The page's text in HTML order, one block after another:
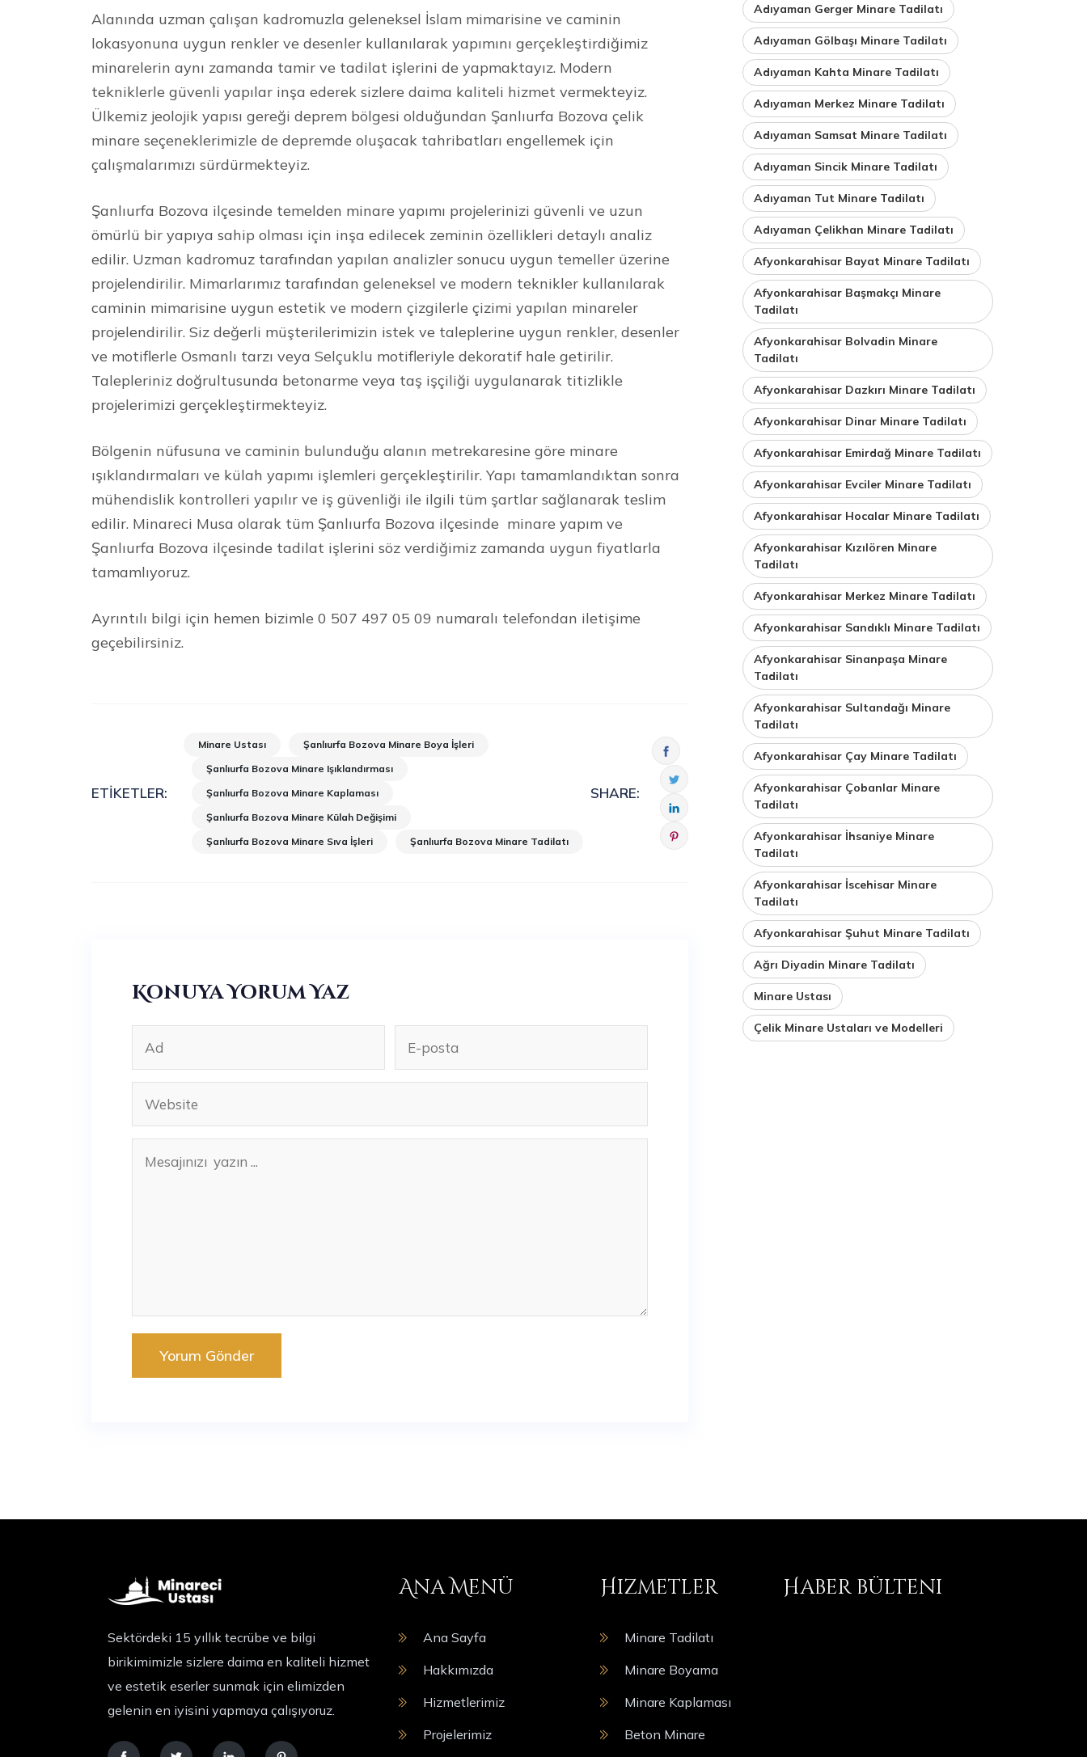
Alanında uzman çalışan kadromuzla geleneksel İslam mimarisine ve caminin
lokasyonuna uygun renkler ve desenler kullanılarak yapımını gerçekleştirdiğimiz
minarelerin aynı zamanda tamir ve tadilat işlerini de yapmaktayız. Modern
tekniklerle güvenli yapılar inşa ederek sizlere daima kaliteli hizmet vermekteyiz.
Ülkemiz jeolojik yapısı gereği deprem bölgesi olduğundan Şanlıurfa Bozova çelik
minare seçeneklerimizle de depremde oluşacak tahribatları engellemek için
çalışmalarımızı sürdürmekteyiz.
Şanlıurfa Bozova ilçesinde temelden minare yapımı projelerinizi güvenli ve uzun
ömürlü bir yapıya sahip olması için inşa edilecek zeminin özellikleri detaylı analiz
edilir. Uzman kadromuz tarafından yapılan analizler sonucu uygun temeller üzerine
projelendirilir. Mimarlarımız tarafından geleneksel ve modern teknikler kullanılarak
caminin mimarisine uygun estetik ve modern çizgilerle çizimi yapılan minareler
projelendirilir. Siz değerli müşterilerimizin istek ve taleplerine uygun renkler, desenler
ve motiflerle Osmanlı tarzı veya Selçuklu motifleriyle dekoratif hale getirilir.
Talepleriniz doğrultusunda betonarme veya taş işçiliği uygulanarak titizlikle
projelerimizi gerçekleştirmekteyiz.
Bölgenin nüfusuna ve caminin bulunduğu alanın metrekaresine göre minare
ışıklandırmaları ve külah yapımı işlemleri gerçekleştirilir. Yapı tamamlandıktan sonra
mühendislik kontrolleri yapılır ve iş güvenliği ile ilgili tüm şartlar sağlanarak teslim
edilir. Minareci Musa olarak tüm Şanlıurfa Bozova ilçesinde minare yapım ve
Şanlıurfa Bozova ilçesinde tadilat işlerini söz verdiğimiz zamanda uygun fiyatlarla
tamamlıyoruz.
Ayrıntılı bilgi için hemen bizimle 0 507 497 05 09 numaralı telefondan iletişime
geçebilirsiniz.
ETIKETLER:
Minare Ustası
Şanlıurfa Bozova Minare Boya İşleri
Şanlıurfa Bozova Minare Işıklandırması
Şanlıurfa Bozova Minare Kaplaması
Şanlıurfa Bozova Minare Külah Değişimi
Şanlıurfa Bozova Minare Sıva İşleri
Şanlıurfa Bozova Minare Tadilatı
SHARE:
Konuya Yorum Yaz
Adıyaman Gerger Minare Tadilatı
Adıyaman Gölbaşı Minare Tadilatı
Adıyaman Kahta Minare Tadilatı
Adıyaman Merkez Minare Tadilatı
Adıyaman Samsat Minare Tadilatı
Adıyaman Sincik Minare Tadilatı
Adıyaman Tut Minare Tadilatı
Adıyaman Çelikhan Minare Tadilatı
Afyonkarahisar Bayat Minare Tadilatı
Afyonkarahisar Başmakçı Minare
Tadilatı
Afyonkarahisar Bolvadin Minare
Tadilatı
Afyonkarahisar Dazkırı Minare Tadilatı
Afyonkarahisar Dinar Minare Tadilatı
Afyonkarahisar Emirdağ Minare Tadilatı
Afyonkarahisar Evciler Minare Tadilatı
Afyonkarahisar Hocalar Minare Tadilatı
Afyonkarahisar Kızılören Minare
Tadilatı
Afyonkarahisar Merkez Minare Tadilatı
Afyonkarahisar Sandıklı Minare Tadilatı
Afyonkarahisar Sinanpaşa Minare
Tadilatı
Afyonkarahisar Sultandağı Minare
Tadilatı
Afyonkarahisar Çay Minare Tadilatı
Afyonkarahisar Çobanlar Minare
Tadilatı
Afyonkarahisar İhsaniye Minare
Tadilatı
Afyonkarahisar İscehisar Minare
Tadilatı
Afyonkarahisar Şuhut Minare Tadilatı
Ağrı Diyadin Minare Tadilatı
Minare Ustası
Çelik Minare Ustaları ve Modelleri
Sektördeki 15 yıllık tecrübe ve bilgi
birikimimizle sizlere daima en kaliteli hizmet
ve estetik eserler sunmak için elimizden
gelenin en iyisini yapmaya çalışıyoruz.
Ana Menü
Ana Sayfa
Hakkımızda
Hizmetlerimiz
Projelerimiz
Hizmetler
Minare Tadilatı
Minare Boyama
Minare Kaplaması
Beton Minare
Haber bülteni